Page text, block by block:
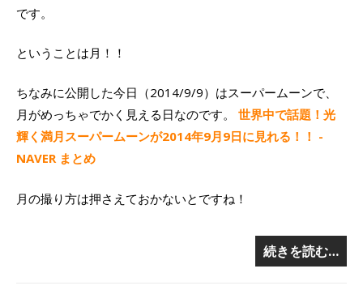
です。
ということは月！！
ちなみに公開した今日（2014/9/9）はスーパームーンで、
月がめっちゃでかく見える日なのです。 世界中で話題！光
輝く満月スーパームーンが2014年9月9日に見れる！！ -
NAVER まとめ
月の撮り方は押さえておかないとですね！
続きを読む…